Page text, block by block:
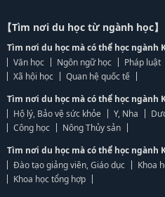
【Tìm nơi du học từ ngành học】
Tìm nơi du học mà có thể học ngành
Văn học
Ngôn ngữ học Pháp luật
Xã hội học
Quan hệ quốc tế
Tìm nơi du học mà có thể học ngành
Hộ lý, Bảo vệ sức khỏe
Y, Nha
Công học
Nông Thủy sản
Tìm nơi du học mà có thể học ngành
Đào tạo giảng viên, Giáo dục
Khoa
Khoa học tổng hợp